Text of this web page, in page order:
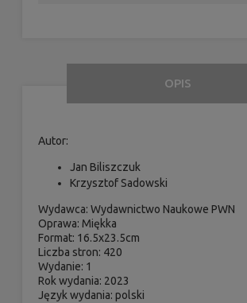
OPIS
Autor:
Jan Biliszczuk
Krzysztof Sadowski
Wydawca: Wydawnictwo Naukowe PWN
Oprawa: Miękka
Format: 16.5x23.5cm
Liczba stron: 420
Wydanie: 1
Rok wydania: 2023
Język wydania: polski